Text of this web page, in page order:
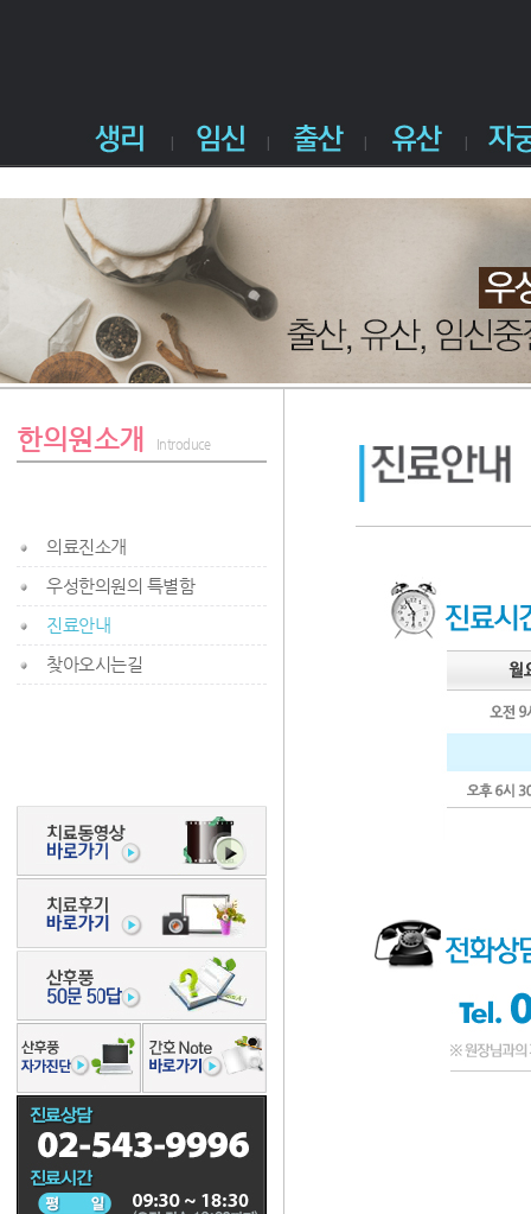
한의원소개 Introduce
의료진소개
우성한의원의 특별함
진료안내
찾아오시는길